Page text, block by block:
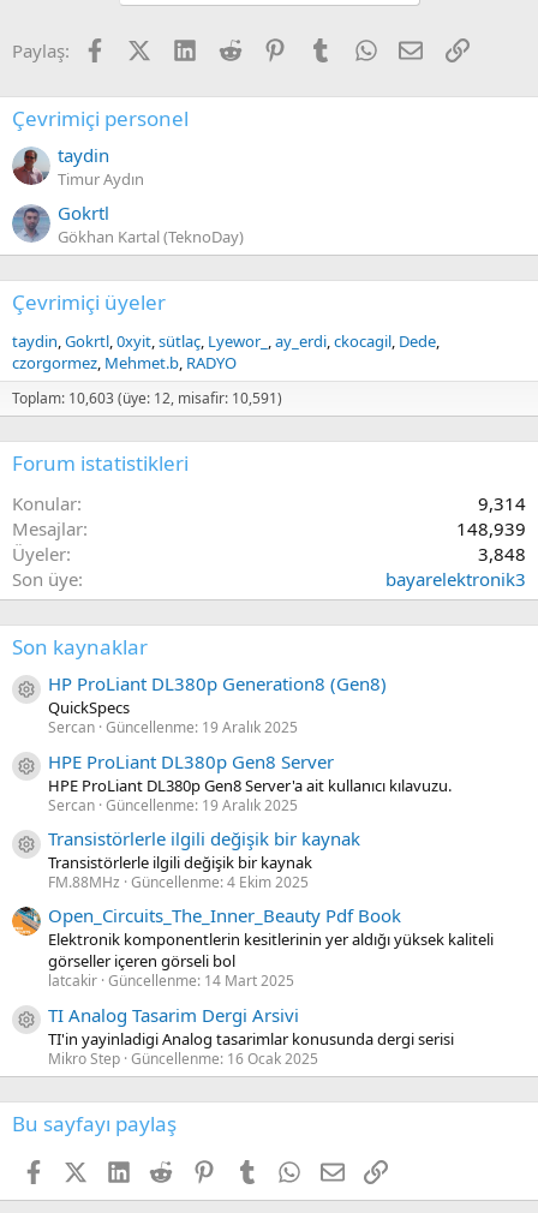
Paylaş: FacebookX (Twitter)
LinkedIn
Reddit PinterestTumblrWhatsApp
E-postaLink
Çevrimiçi personel
taydin
Timur Aydın
Gokrtl
Gökhan Kartal (TeknoDay)
Çevrimiçi üyeler
taydin Gokrtl 0xyit sütlaç Lyewor_ ay_erdi ckocagil Dede
czorgormez Mehmet.b RADYO
Toplam: 10,603 (üye: 12, misafir: 10,591)
Forum istatistikleri
Konular
9,314
Mesajlar
148,939
Üyeler
3,848
Son üye
bayarelektronik3
Son kaynaklar
Kaynak ikon/amblem
HP ProLiant DL380p Generation8 (Gen8)
QuickSpecs
Sercan Güncellenme: 19 Aralık 2025
Kaynak ikon/amblem
HPE ProLiant DL380p Gen8 Server
HPE ProLiant DL380p Gen8 Server'a ait kullanıcı kılavuzu.
Sercan Güncellenme: 19 Aralık 2025
Kaynak ikon/amblem
Transistörlerle ilgili değişik bir kaynak
Transistörlerle ilgili değişik bir kaynak
FM.88MHz Güncellenme:4 Ekim 2025
Open_Circuits_The_Inner_Beauty Pdf Book
Elektronik komponentlerin kesitlerinin yer aldığı yüksek kaliteli
görseller içeren görseli bol
latcakir Güncellenme: 14 Mart 2025
Kaynak ikon/amblem
TI Analog Tasarim Dergi Arsivi
TI'in yayinladigi Analog tasarimlar konusunda dergi serisi
Mikro Step Güncellenme: 16 Ocak 2025
Bu sayfayı paylaş
FacebookX (Twitter)
LinkedIn
Reddit PinterestTumblr WhatsApp
E-postaLink